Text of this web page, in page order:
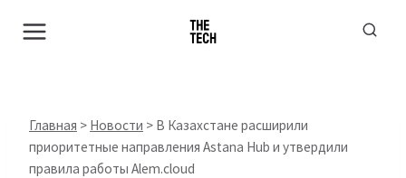
Главная > Новости > В Казахстане расширили
приоритетные направления Astana Hub и утвердили
правила работы Alem.cloud